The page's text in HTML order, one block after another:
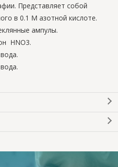
Представляет собой
в 0.1 М азотной кислоте.
ампулы.
HNO3.